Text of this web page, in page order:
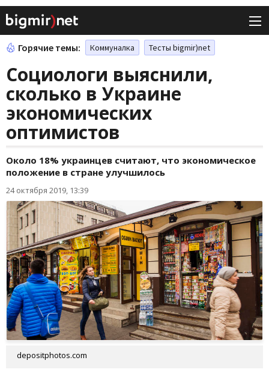
Горячие темы: Коммуналка Тесты bigmir)net
Социологи выяснили,
сколько в Украине
экономических
оптимистов
Около 18% украинцев считают, что экономическое
положение в стране улучшилось
24 октября 2019, 13:39
depositphotos.com